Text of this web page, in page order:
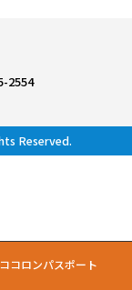
ココロンパスポート
2554
Reserved.